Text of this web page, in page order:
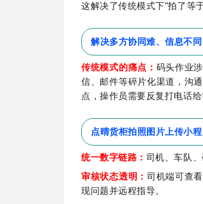
这解决了传统模式下"拍了等
解决多方协同难、信息不
传统模式的痛点： 码头作业
信、邮件等碎片化渠道，沟
点，操作员需要反复打电话给
点晴货柜拍照图片上传小
统一数字链路： 司机、车队
审核状态透明： 司机端可查
现问题并远程指导。